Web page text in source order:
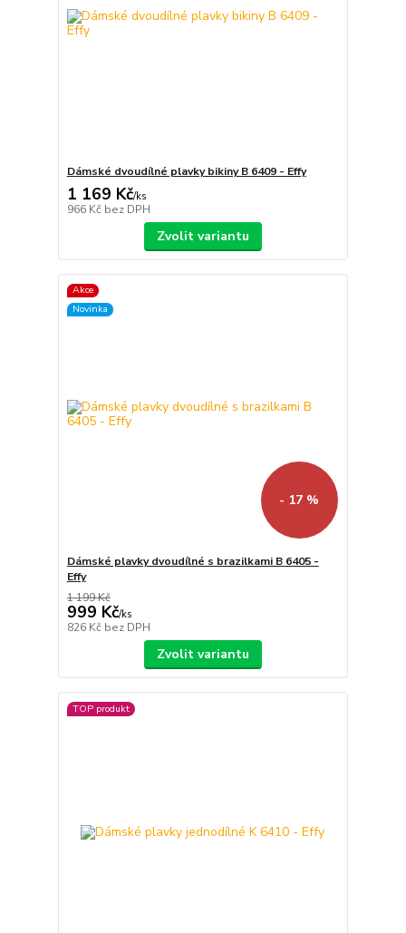
Dámské dvoudílné plavky bikiny B 6409 - Effy
1 169 Kč/ks
966 Kč bez DPH
Zvolit variantu
Akce
Novinka
- 17 %
Dámské plavky dvoudílné s brazilkami B 6405 -
Effy
1 199 Kč
999 Kč/ks
826 Kč bez DPH
Zvolit variantu
TOP produkt